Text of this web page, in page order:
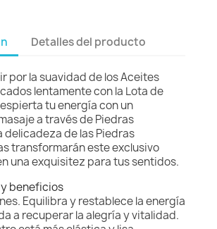
Detalles del producto
por la suavidad de los Aceites
lentamente con la Lota de
tu energía con un
a través de Piedras
delicadeza de las Piedras
transformarán este exclusivo
una exquisitez para tus sentidos.
beneficios
Equilibra y restablece la energía
a recuperar la alegría y vitalidad.